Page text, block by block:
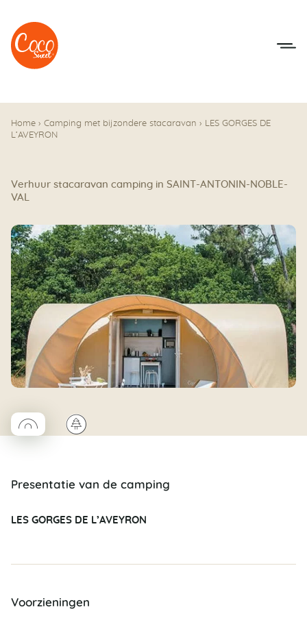
Naar het menu
Naar de inhoudsopgave
Home › Camping met bijzondere stacaravan › LES GORGES DE
L’AVEYRON
Verhuur stacaravan camping in SAINT-ANTONIN-NOBLE-
VAL
◯Coco rond🌲
Presentatie van de camping
LES GORGES DE L’AVEYRON
Voorzieningen